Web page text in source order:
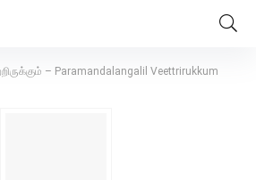
– Paramandalangalil Veettrirukkum